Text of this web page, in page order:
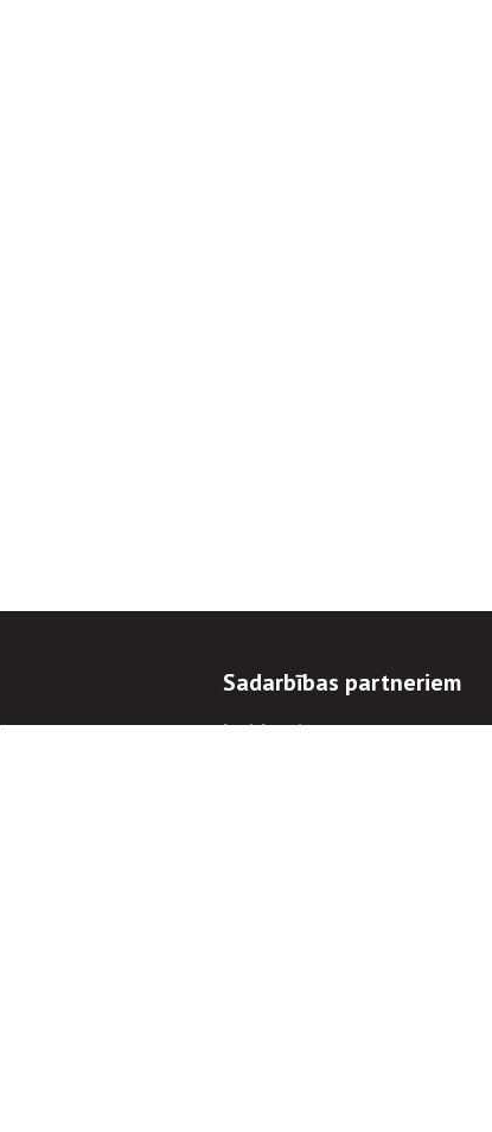
Sadarbības partneriem
Iepirkumi